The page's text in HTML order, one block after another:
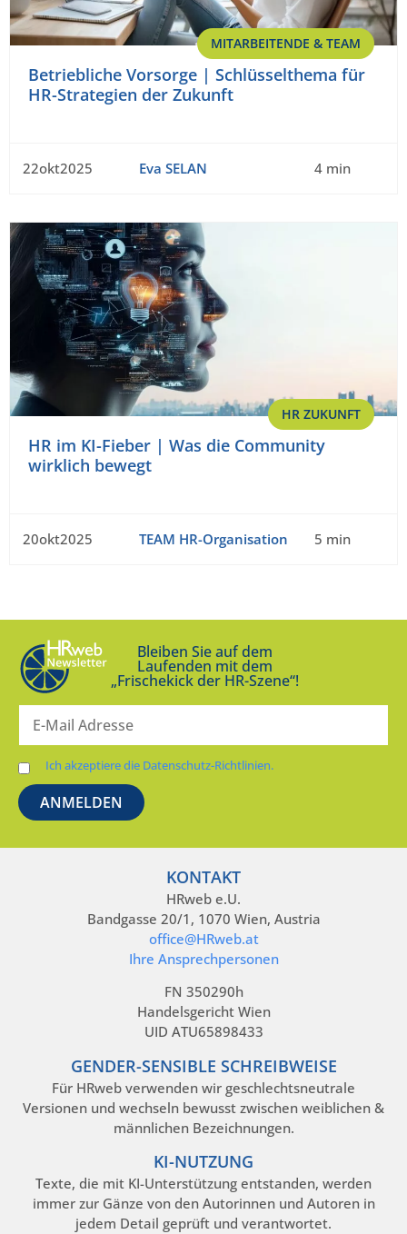
MITARBEITENDE & TEAM
Betriebliche Vorsorge | Schlüsselthema für
HR-Strategien der Zukunft
22okt2025 Eva SELAN 4 min
HR ZUKUNFT
HR im KI-Fieber | Was die Community
wirklich bewegt
20okt2025 TEAM HR-Organisation 5 min
Bleiben Sie auf dem
Laufenden mit dem
„Frischekick der HR-Szene“!
Ich akzeptiere die Datenschutz-Richtlinien.
KONTAKT
HRweb e.U.
Bandgasse 20/1, 1070 Wien, Austria
office@HRweb.at
Ihre Ansprechpersonen
FN 350290h
Handelsgericht Wien
UID ATU65898433
GENDER-SENSIBLE SCHREIBWEISE
Für HRweb verwenden wir geschlechtsneutrale
Versionen und wechseln bewusst zwischen weiblichen &
männlichen Bezeichnungen.
KI-NUTZUNG
Texte, die mit KI-Unterstützung entstanden, werden
immer zur Gänze von den Autorinnen und Autoren in
jedem Detail geprüft und verantwortet.